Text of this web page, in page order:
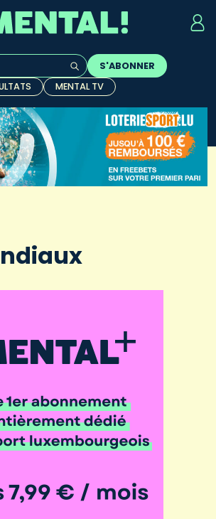
de l'auto-complétion sont
S'ABONNER
MENTAL TV